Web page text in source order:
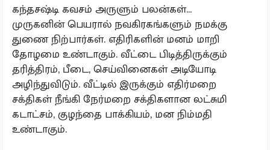
கந்தசஷ்டி கவசம் அருளும் பலன்கள்...
முருகனின் பெயரால் நவகிரகங்களும் நமக்கு
துணை நிற்பார்கள். எதிரிகளின் மனம் மாறி
தோழமை உண்டாகும். வீட்டை பிடித்திருக்கும்
தரித்திரம், பீடை, செய்வினைகள் அடியோடி
அழிந்துவிடும். வீட்டில் இருக்கும் எதிர்மறை
சக்திகள் நீங்கி நேர்மறை சக்திகளான லட்சுமி
கடாட்சம், குழந்தை பாக்கியம், மன நிம்மதி
உண்டாகும்.